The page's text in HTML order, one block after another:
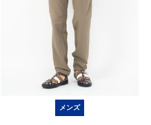
メンズ